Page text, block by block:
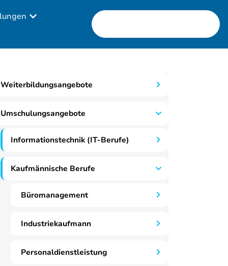
Weiterbildungsangebote
Umschulungsangebote
Informationstechnik (IT-Berufe)
Kaufmännische Berufe
Büromanagement
Industriekaufmann
Personaldienstleistung